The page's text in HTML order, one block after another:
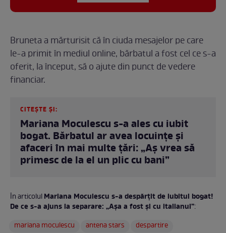
Bruneta a mărturisit că în ciuda mesajelor pe care
le-a primit în mediul online, bărbatul a fost cel ce s-a
oferit, la început, să o ajute din punct de vedere
financiar.
CITEȘTE ȘI:
Mariana Moculescu s-a ales cu iubit
bogat. Bărbatul ar avea locuințe și
afaceri în mai multe țări: „Aș vrea să
primesc de la el un plic cu bani”
În articolulMariana Moculescu s-a despărțit de iubitul bogat!
De ce s-a ajuns la separare: „Așa a fost și cu italianul”:
mariana moculescu
antena stars despartire